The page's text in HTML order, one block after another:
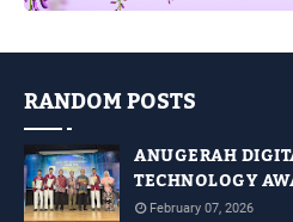
RANDOM POSTS
ANUGERAH
TECHNOLOGY
NEGERI
February 07, 2026